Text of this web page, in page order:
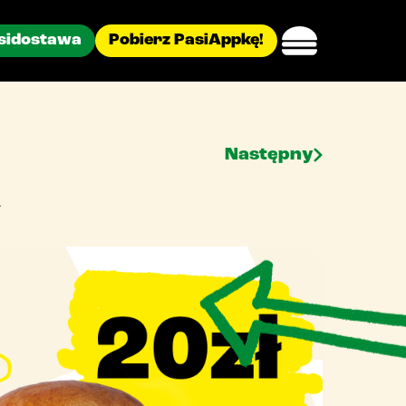
Pobierz PasiAppkę!
Następny